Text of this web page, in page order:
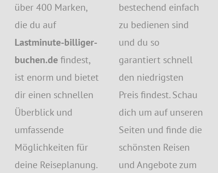
über 400 Marken,
die du auf
Lastminute-billiger-
buchen.defindest,
ist enorm und bietet
dir einen schnellen
Überblick und
umfassende
Möglichkeiten für
deine Reiseplanung.
bestechend einfach
zu bedienen sind
und du so
garantiert schnell
den niedrigsten
Preis findest. Schau
dich um auf unseren
Seiten und finde die
schönsten Reisen
und Angebote zum